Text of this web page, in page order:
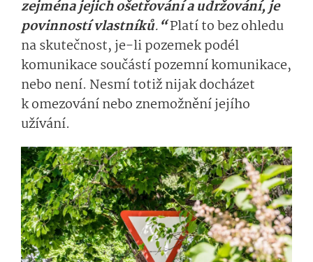
zejména jejich ošetřování a udržování, je
povinností vlastníků.“Platí to bez ohledu
naskutečnost, je-li pozemek podél
komunikace součástí pozemní komunikace,
nebo není. Nesmí totiž nijak docházet
k omezování nebo znemožnění jejího
užívání.